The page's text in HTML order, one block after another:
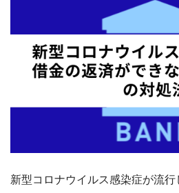
新型コロナウイルス感染症が流